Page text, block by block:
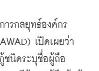
ารกลยุทธ์องค์กร
เปิดเผยว่า
ชนิดระบุชื่อผู้ถือ